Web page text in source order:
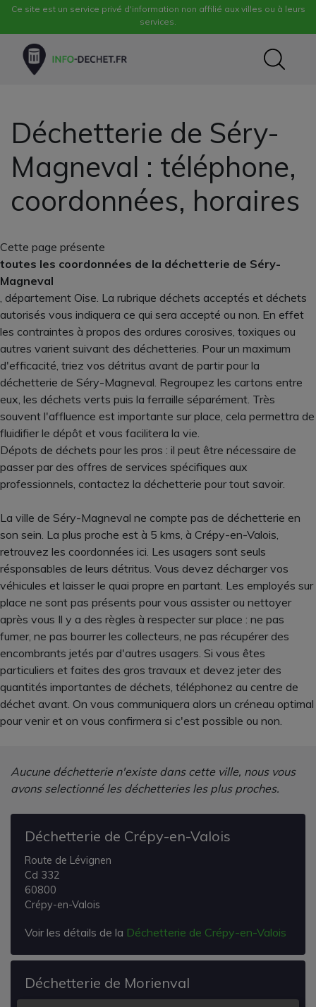
Ce site est un service privé d'information non affilié aux villes ou à leurs
services.
Déchetterie de Séry-
Magneval : téléphone,
coordonnées, horaires
Cette page présente
toutes les coordonnées de la déchetterie de Séry-
Magneval
, département Oise. La rubrique déchets acceptés et déchets
autorisés vous indiquera ce qui sera accepté ou non. En effet
les contraintes à propos des ordures corosives, toxiques ou
autres varient suivant des déchetteries. Pour un maximum
d'efficacité, triez vos détritus avant de partir pour la
déchetterie de Séry-Magneval. Regroupez les cartons entre
eux, les déchets verts puis la ferraille séparément. Très
souvent l'affluence est importante sur place, cela permettra de
fluidifier le dépôt et vous facilitera la vie.
Dépots de déchets pour les pros : il peut être nécessaire de
passer par des offres de services spécifiques aux
professionnels, contactez la déchetterie pour tout savoir.
La ville de Séry-Magneval ne compte pas de déchetterie en
son sein. La plus proche est à 5 kms, à Crépy-en-Valois,
retrouvez les coordonnées ici. Les usagers sont seuls
résponsables de leurs détritus. Vous devez décharger vos
véhicules et laisser le quai propre en partant. Les employés sur
place ne sont pas présents pour vous assister ou nettoyer
après vous Il y a des règles à respecter sur place : ne pas
fumer, ne pas bourrer les collecteurs, ne pas récupérer des
encombrants jetés par d'autres usagers. Si vous êtes
particuliers et faites des gros travaux et devez jeter des
quantités importantes de déchets, téléphonez au centre de
déchet avant. On vous communiquera alors un créneau optimal
pour venir et on vous confirmera si c'est possible ou non.
Aucune déchetterie n'existe dans cette ville, nous vous
avons selectionné les déchetteries les plus proches.
Déchetterie de Crépy-en-Valois
Route de Lévignen
Cd 332
60800
Crépy-en-Valois
Voir les détails de la Déchetterie de Crépy-en-Valois
Déchetterie de Morienval